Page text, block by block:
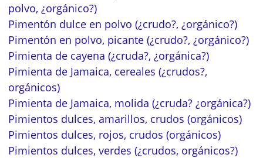
polvo, ¿orgánico?)
Pimentón dulce en polvo (¿crudo?, ¿orgánico?)
Pimentón en polvo, picante (¿crudo?, ¿orgánico?)
Pimienta de cayena (¿cruda?, ¿orgánica?)
Pimienta de Jamaica, cereales (¿crudos?,
orgánicos)
Pimienta de Jamaica, molida (¿cruda? ¿orgánica?)
Pimientos dulces, amarillos, crudos (orgánicos)
Pimientos dulces, rojos, crudos (orgánicos)
Pimientos dulces, verdes (¿crudos, orgánicos?)